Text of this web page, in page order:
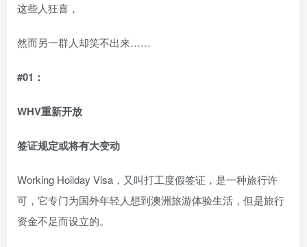
这些人狂喜，
然而另一群人却笑不出来……
#01：
WHV重新开放
签证规定或将有大变动
Working Hoilday Visa，又叫打工度假签证，是一种旅行许
可，它专门为国外年轻人想到澳洲旅游体验生活，但是旅行
资金不足而设立的。